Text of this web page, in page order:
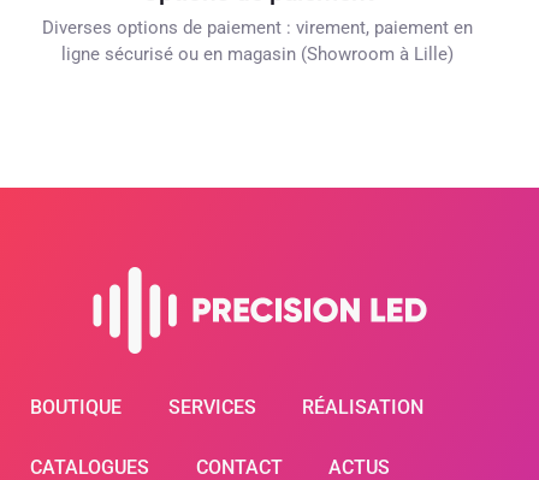
Diverses options de paiement : virement, paiement en
ligne sécurisé ou en magasin (Showroom à Lille)
BOUTIQUE SERVICES RÉALISATION
CATALOGUES CONTACT ACTUS